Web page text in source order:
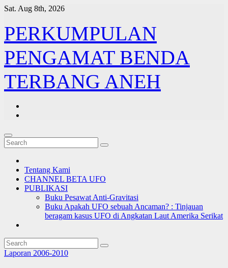
Skip
content
Sat. Aug 8th, 2026
PERKUMPULAN
PENGAMAT BENDA
TERBANG ANEH
Tentang Kami
CHANNEL BETA UFO
PUBLIKASI
Buku Pesawat Anti-Gravitasi
Buku Apakah UFO sebuah Ancaman? : Tinjauan
beragam kasus UFO di Angkatan Laut Amerika Serikat
Laporan 2006-2010